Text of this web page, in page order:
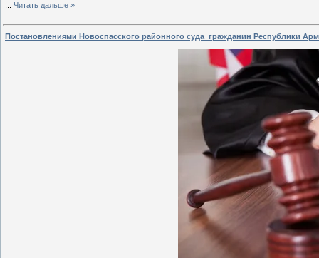
Читать дальше »
Постановлениями Новоспасского районного суда гражданин Республики